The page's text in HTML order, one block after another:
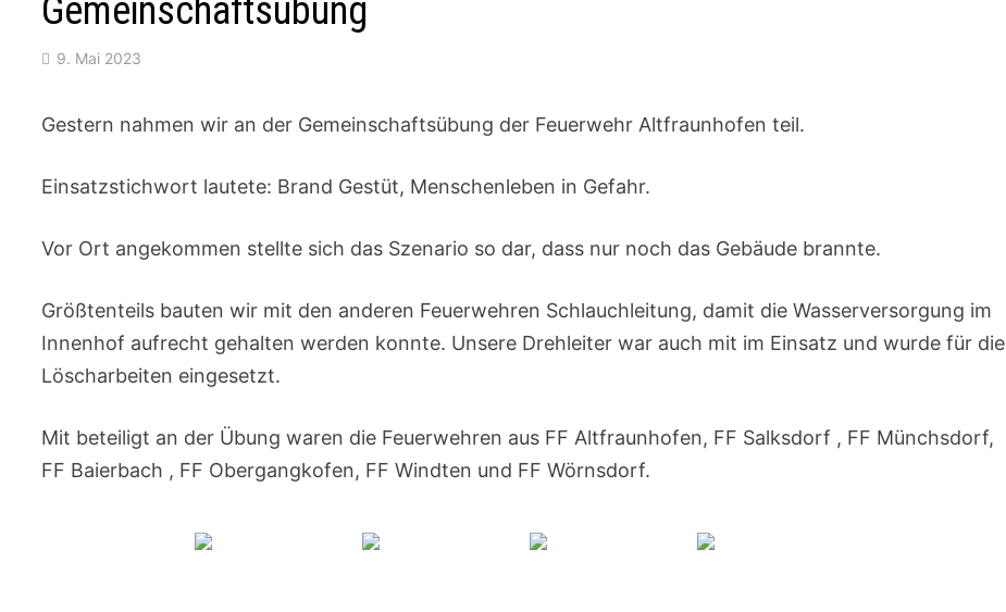
Gemeinschaftsübung
9. Mai 2023
Gestern nahmen wir an der Gemeinschaftsübung der Feuerwehr Altfraunhofen teil.
Einsatzstichwort lautete: Brand Gestüt, Menschenleben in Gefahr.
Vor Ort angekommen stellte sich das Szenario so dar, dass nur noch das Gebäude brannte.
Größtenteils bauten wir mit den anderen Feuerwehren Schlauchleitung, damit die Wasserversorgung im
Innenhof aufrecht gehalten werden konnte. Unsere Drehleiter war auch mit im Einsatz und wurde für die
Löscharbeiten eingesetzt.
Mit beteiligt an der Übung waren die Feuerwehren aus FF Altfraunhofen, FF Salksdorf , FF Münchsdorf,
FF Baierbach , FF Obergangkofen, FF Windten und FF Wörnsdorf.